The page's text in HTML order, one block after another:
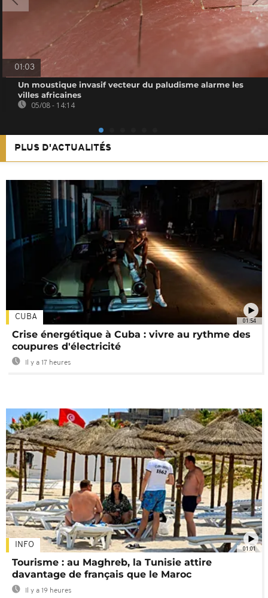
01:03
Un moustique invasif vecteur du paludisme alarme les
villes africaines
05/08 - 14:14
PLUS D'ACTUALITÉS
01:54
CUBA
Crise énergétique à Cuba : vivre au rythme des
coupures d'électricité
Il y a 17 heures
01:01
INFO
Tourisme : au Maghreb, la Tunisie attire
davantage de français que le Maroc
Il y a 19 heures